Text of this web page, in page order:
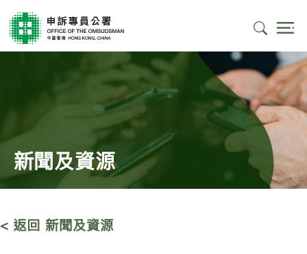
新聞及資源
< 返回 新聞及資源